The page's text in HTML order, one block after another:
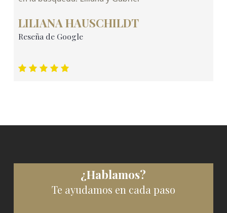
LILIANA HAUSCHILDT
Reseña de Google
¿Hablamos?
Te ayudamos en cada paso